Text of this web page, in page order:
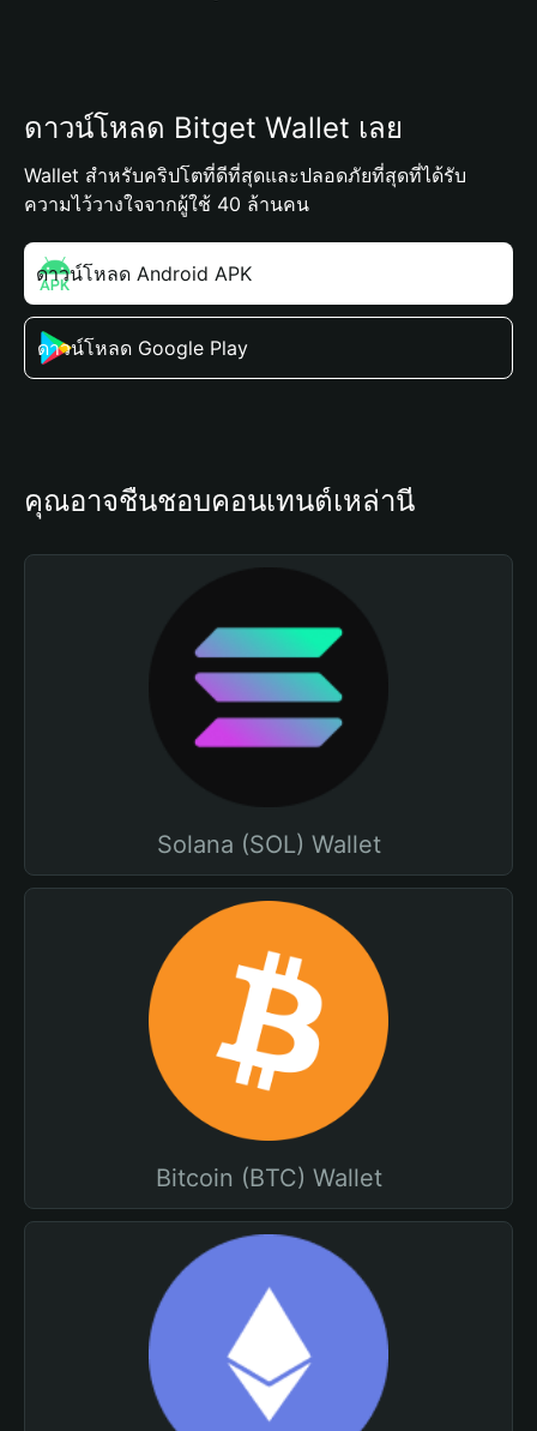
ดาวน์โหลด Bitget Wallet เลย
Wallet สำหรับคริปโตที่ดีที่สุดและปลอดภัยที่สุดที่ได้รับ
ความไว้วางใจจากผู้ใช้ 40 ล้านคน
ดาวน์โหลด Android APK
ดาวน์โหลด Google Play
คุณอาจชื่นชอบคอนเทนต์เหล่านี้
Solana (SOL) Wallet
Bitcoin (BTC) Wallet